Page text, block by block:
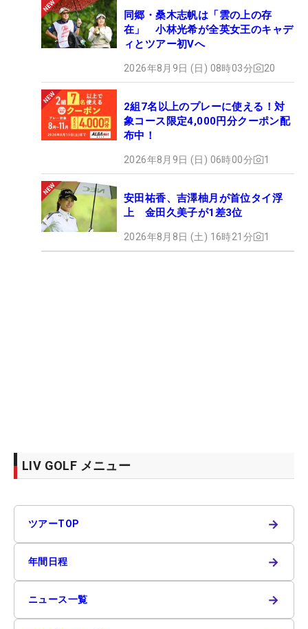
同郷・桑木志帆は「雲の上の存
在」 小林光希が全英女王のキャデ
ィとツアー初Vへ
2026年8月9日 (日) 08時03分 20
2組7名以上のプレーに使える！対
象コース限定4,000円分クーポン配
布中！
2026年8月9日 (日) 06時00分 1
安田祐香、吉澤柚月が首位タイ浮
上 金田久美子が1差3位
2026年8月8日 (土) 16時21分 1
LIV GOLF メニュー
ツアーTOP →
年間日程 →
ニュース一覧 →